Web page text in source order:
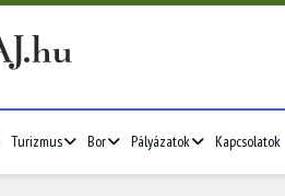
Turizmus Bor Pályázatok Kapcsolatok